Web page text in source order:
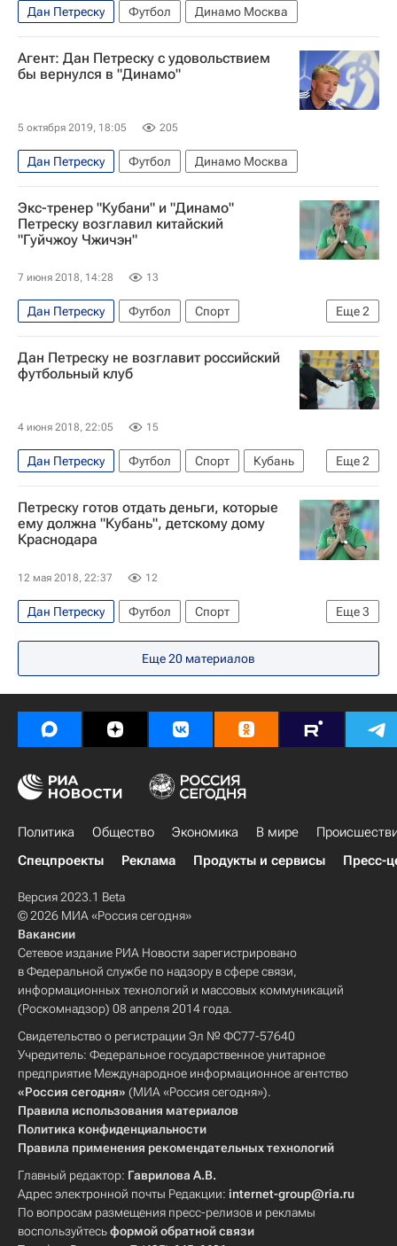
Дан Петреску Футбол Динамо Москва
Агент: Дан Петреску с удовольствием
бы вернулся в "Динамо"
5 октября 2019, 18:05 205
Дан Петреску Футбол Динамо Москва
Экс-тренер "Кубани" и "Динамо"
Петреску возглавил китайский
"Гуйчжоу Чжичэн"
7 июня 2018, 14:28 13
Еще2
Дан Петреску Футбол
Спорт
Чемпионат Китая по футболу
Бэйцзин Жэньхэ
Дан Петреску не возглавит российский
футбольный клуб
4 июня 2018, 22:05 15
Еще2
Дан Петреску Футбол Спорт
Кубань
Динамо Москва
ЧФР
Петреску готов отдать деньги, которые
ему должна "Кубань", детскому дому
Краснодара
12 мая 2018, 22:37 12
Еще3
Дан Петреску Футбол
Спорт
Международная федерация футбола (ФИФА)
Кубань
Еще20 материалов
Политика Общество Экономика В мире
Спецпроекты
Реклама Продукты и сервисы Пресс-
Версия 2023.1 Beta
© 2026 МИА «Россия сегодня»
Вакансии
Сетевое издание РИА Новости зарегистрировано
в Федеральной службе по надзору в сфере связи,
информационных технологий и массовых коммуникаций
(Роскомнадзор) 08 апреля 2014 года.
Свидетельство о регистрации Эл № ФС77-57640
Учредитель: Федеральное государственное унитарное
предприятие Международное информационное агентство
«Россия сегодня» (МИА «Россия сегодня»).
Правила использования материалов
Политика конфиденциальности
Правила применения рекомендательных технологий
Главный редактор: Гаврилова А.В.
Адрес электронной почты Редакции: internet-group@ria.ru
По вопросам размещения пресс-релизов и рекламы
воспользуйтесьформой обратной связи